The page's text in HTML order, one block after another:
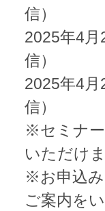
信）
2025年4
信）
2025年4
信）
※セミナ
いただけ
※お申込
ご案内を